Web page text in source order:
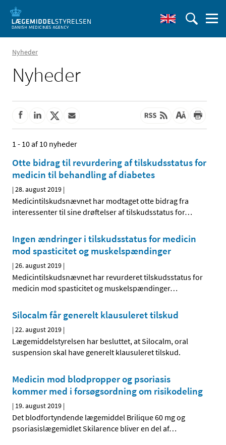
Nyheder
Nyheder
1 - 10 af 10 nyheder
Otte bidrag til revurdering af tilskudsstatus for
medicin til behandling af diabetes
|28. august 2019 |
Medicintilskudsnævnet har modtaget otte bidrag fra
interessenter til sine drøftelser af tilskudsstatus for…
Ingen ændringer i tilskudsstatus for medicin
mod spasticitet og muskelspændinger
|26. august 2019 |
Medicintilskudsnævnet har revurderet tilskudsstatus for
medicin mod spasticitet og muskelspændinger…
Silocalm får generelt klausuleret tilskud
|22. august 2019 |
Lægemiddelstyrelsen har besluttet, at Silocalm, oral
suspension skal have generelt klausuleret tilskud.
Medicin mod blodpropper og psoriasis
kommer med i forsøgsordning om risikodeling
| 19. august 2019 |
Det blodfortyndende lægemiddel Brilique 60 mg og
psoriasislægemidlet Skilarence bliver en del af…